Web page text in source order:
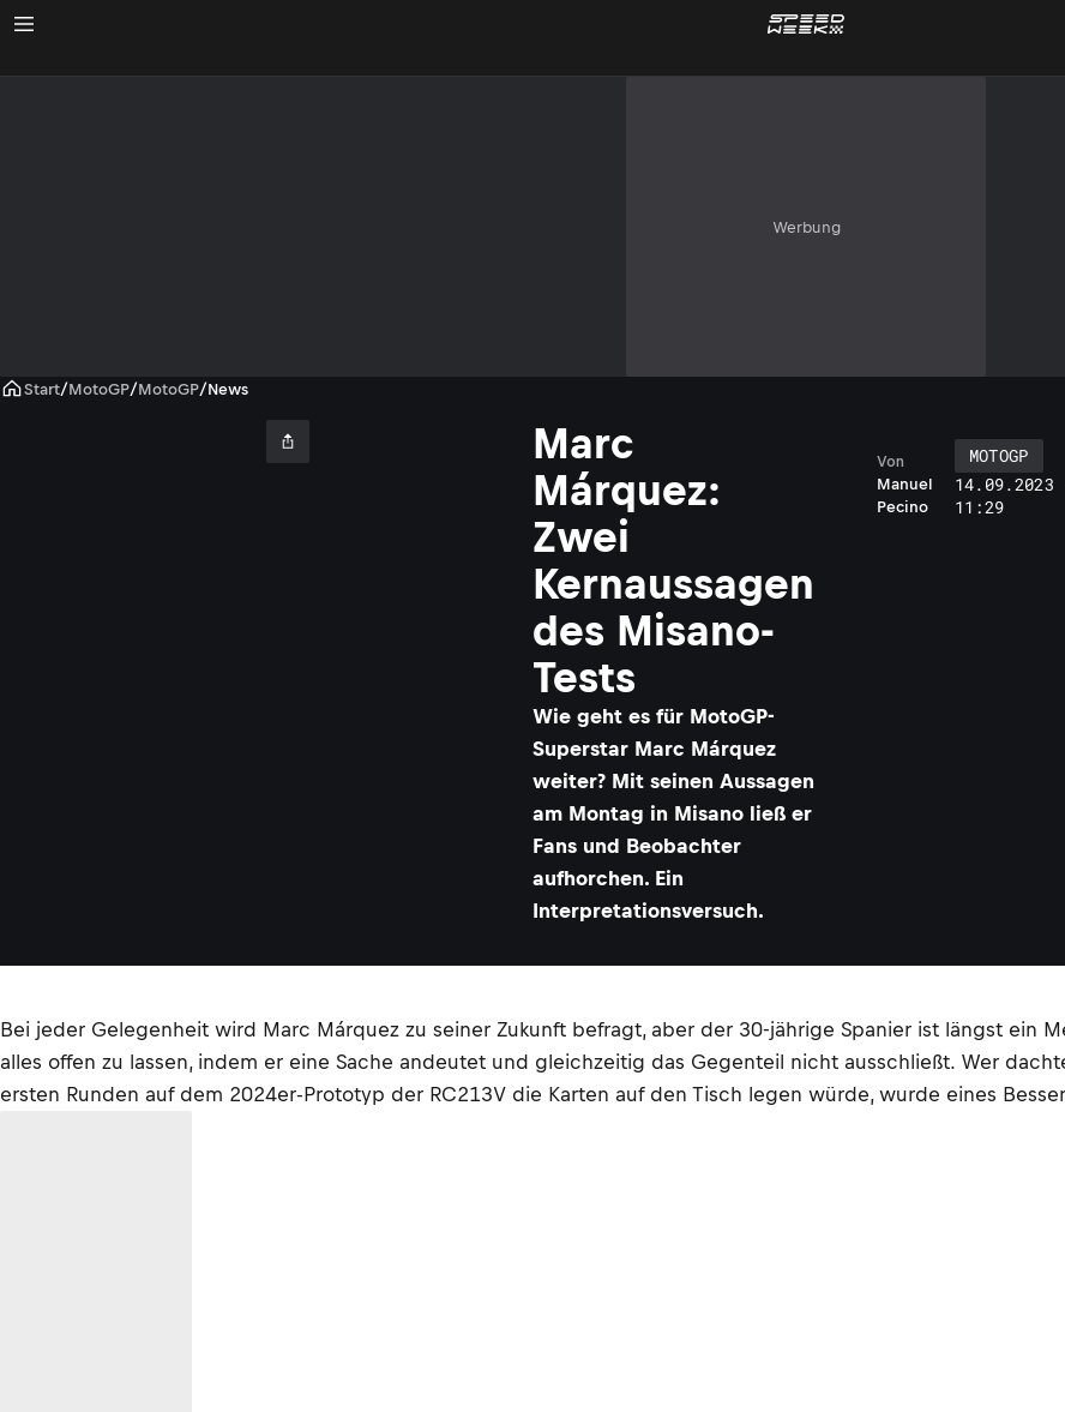
Werbung
Start/MotoGP/MotoGP/News
Marc
Márquez:
Zwei
Kernaussagen
des Misano-
Tests
Wie geht es für MotoGP-
Superstar Marc Márquez
weiter? Mit seinen Aussagen
am Montag in Misano ließ er
Fans und Beobachter
aufhorchen. Ein
Interpretationsversuch.
Manuel
Pecino
Von
MOTOGP
14.09.2023
11:29
Bei jeder Gelegenheit wird Marc Márquez zu seiner Zukunft befragt, aber der 30-jährige Spanier ist längst ein
alles offen zu lassen, indem er eine Sache andeutet und gleichzeitig das Gegenteil nicht ausschließt. Wer
ersten Runden auf dem 2024er-Prototyp der RC213V die Karten auf den Tisch legen würde, wurde eines